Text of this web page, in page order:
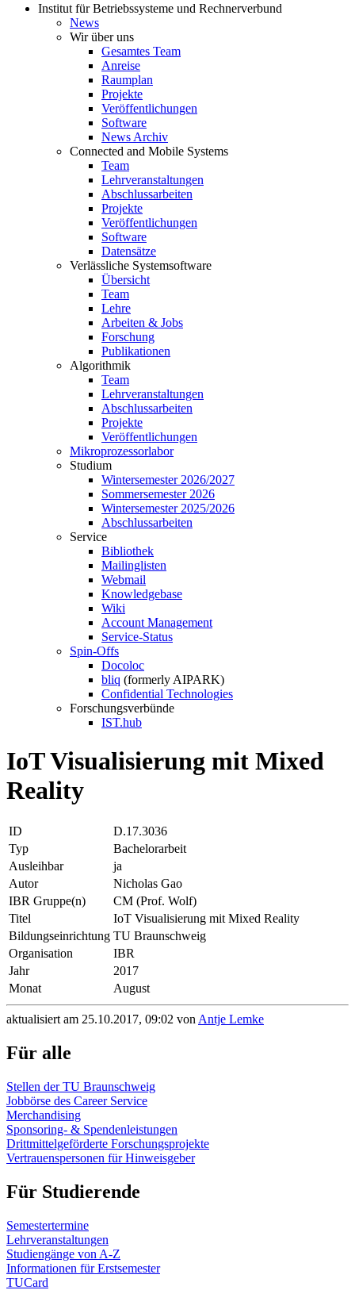
Institut für Betriebssysteme und Rechnerverbund
News
Wir über uns
Gesamtes Team
Anreise
Raumplan
Projekte
Veröffentlichungen
Software
News Archiv
Connected and Mobile Systems
Team
Lehrveranstaltungen
Abschlussarbeiten
Projekte
Veröffentlichungen
Software
Datensätze
Verlässliche Systemsoftware
Übersicht
Team
Lehre
Arbeiten & Jobs
Forschung
Publikationen
Algorithmik
Team
Lehrveranstaltungen
Abschlussarbeiten
Projekte
Veröffentlichungen
Mikroprozessorlabor
Studium
Wintersemester 2026/2027
Sommersemester 2026
Wintersemester 2025/2026
Abschlussarbeiten
Service
Bibliothek
Mailinglisten
Webmail
Knowledgebase
Wiki
Account Management
Service-Status
Spin-Offs
Docoloc
bliq (formerly AIPARK)
Confidential Technologies
Forschungsverbünde
IST.hub
IoT Visualisierung mit Mixed
Reality
ID
D.17.3036
Typ
Bachelorarbeit
Ausleihbar
ja
Autor
Nicholas Gao
IBR Gruppe(n)
CM (Prof. Wolf)
Titel
IoT Visualisierung mit Mixed Reality
Bildungseinrichtung TU Braunschweig
Organisation
IBR
Jahr
2017
Monat
August
aktualisiert am 25.10.2017, 09:02 vonAntje Lemke
Für alle
Stellen der TU Braunschweig
Jobbörse des Career Service
Merchandising
Sponsoring- & Spendenleistungen
Drittmittelgeförderte Forschungsprojekte
Vertrauenspersonen für Hinweisgeber
Für Studierende
Semestertermine
Lehrveranstaltungen
Studiengänge von A-Z
Informationen für Erstsemester
TUCard